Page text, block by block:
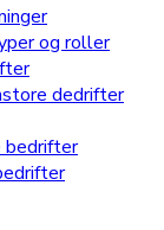
og roller
dedrifter
bedrifter